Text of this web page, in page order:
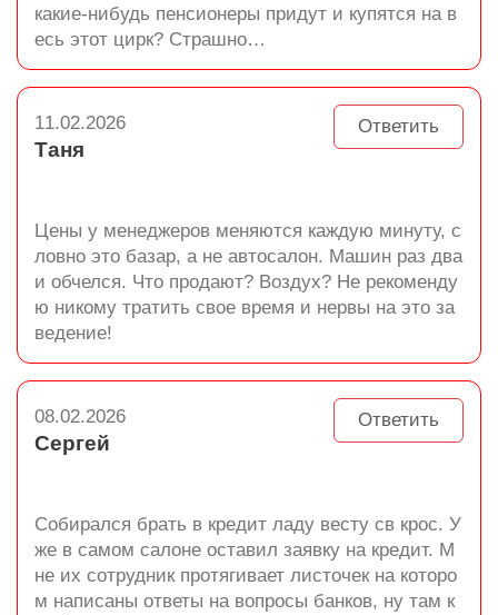
какие-нибудь пенсионеры придут и купятся на в
есь этот цирк? Страшно…
Ответить
11.02.2026
Таня
Цены у менеджеров меняются каждую минуту, с
ловно это базар, а не автосалон. Машин раз два
и обчелся. Что продают? Воздух? Не рекоменду
ю никому тратить свое время и нервы на это за
ведение!
Ответить
08.02.2026
Сергей
Собирался брать в кредит ладу весту св крос. У
же в самом салоне оставил заявку на кредит. М
не их сотрудник протягивает листочек на которо
м написаны ответы на вопросы банков, ну там к